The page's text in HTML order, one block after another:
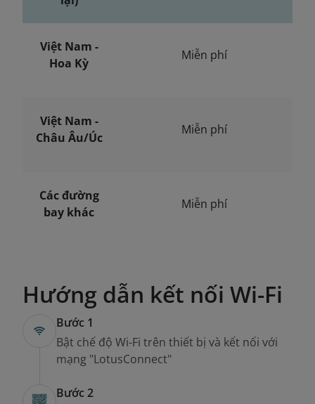
Việt Nam -
Hoa Kỳ
Miễn phí
Việt Nam -
Châu Âu/Úc
Miễn phí
Các đường
bay khác
Miễn phí
Hướng dẫn kết nối Wi-Fi
Bước 1
Bật chế độ Wi-Fi trên thiết bị và kết nối với
mạng "LotusConnect"
Bước 2